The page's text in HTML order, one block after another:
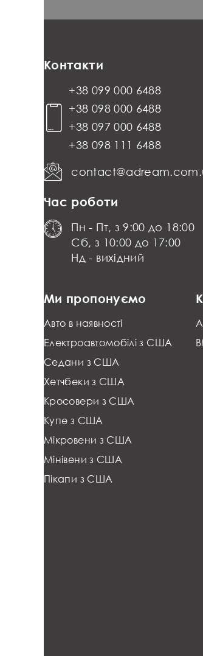
Контакти
+38 099 000 6488
+38 098 000 6488
+38 097 000 6488
+38 098 111 6488
Час роботи
Пн - Пт, з 9:00 до 18:00
Сб, з 10:00 до 17:00
Нд - вихідний
Ми пропонуємо
Авто в наявності
Електроавтомобілі з США
Седани з США
Хетчбеки з США
Кросовери з США
Купе з США
Мікровени з США
Мінівени з США
Пікапи з США